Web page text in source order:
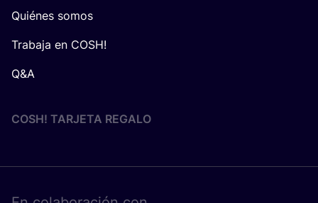
Quiénes somos
Trabaja en COSH!
Q&A
COSH! TARJETA REGALO